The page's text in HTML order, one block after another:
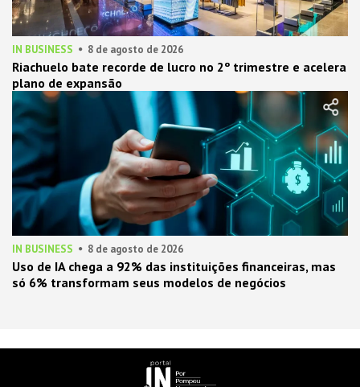
IN BUSINESS 8 de agosto de 2026
Riachuelo bate recorde de lucro no 2º trimestre e acelera
plano de expansão
IN BUSINESS 8 de agosto de 2026
Uso de IA chega a 92% das instituições financeiras, mas
só 6% transformam seus modelos de negócios